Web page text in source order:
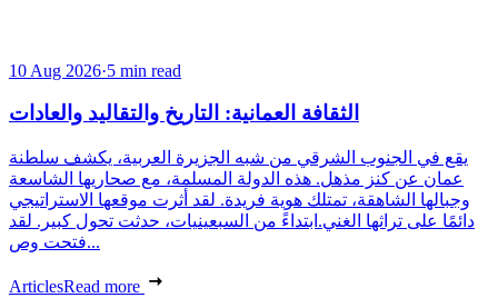
10 Aug 2026·5 min read
الثقافة العمانية: التاريخ والتقاليد والعادات
يقع في الجنوب الشرقي من شبه الجزيرة العربية، يكشف سلطنة
عمان عن كنز مذهل. هذه الدولة المسلمة، مع صحاريها الشاسعة
وجبالها الشاهقة، تمتلك هوية فريدة. لقد أثرت موقعها الاستراتيجي
دائمًا على تراثها الغني.ابتداءً من السبعينيات، حدثت تحول كبير. لقد
فتحت وص...
ArticlesRead more